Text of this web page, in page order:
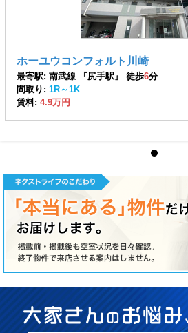
ホーユウコンフォルト川崎
最寄駅: 南武線 『尻手駅』 徒歩6分
間取り: 1R～1K
賃料: 4.9万円